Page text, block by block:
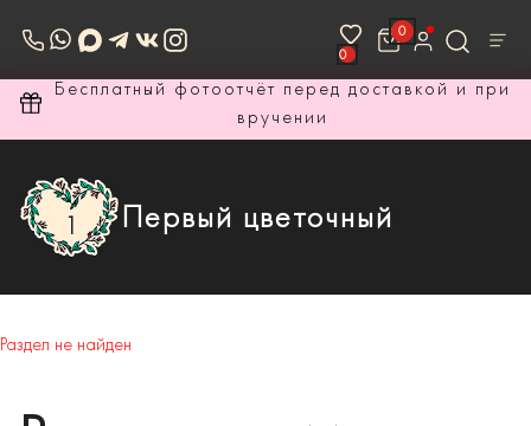
Бесплатный фотоотчёт перед доставкой и при
вручении
0
0
Первый цветочный
Раздел не найден